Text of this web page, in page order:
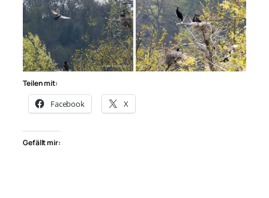
Teilen mit:
Facebook X
Gefällt mir: